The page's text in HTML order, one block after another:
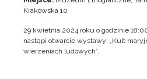
Krakowska 10
29 kwietnia 2024 roku o godzinie
nastąpi otwarcie wystawy: „Kult
wierzeniach ludowych”.